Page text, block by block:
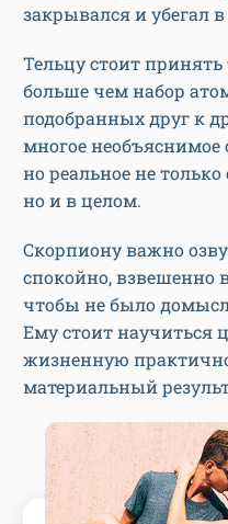
закрывался и убегал
Тельцу стоит
больше чем набор
подобранных друг к
многое необъяснимое
но реальное не
но и в целом.
Скорпиону важно
спокойно, взвешенно
чтобы не было
Ему стоит научиться
жизненную
материальный